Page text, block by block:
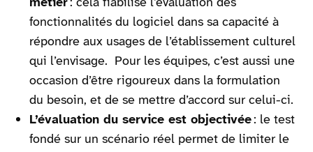
fonctionnalités du logiciel dans sa capacité à
répondre aux usages de l’établissement culturel
qui l’envisage. Pour les équipes, c’est aussi une
occasion d’être rigoureux dans la formulation
du besoin, et de se mettre d’accord sur celui-ci.
L’évaluation du service est objectivée: le test
fondé sur un scénario réel permet de limiter le